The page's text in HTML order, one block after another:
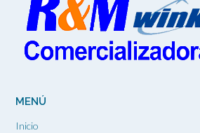
producto
se
pueden
elegir
en
MENÚ
Inicio